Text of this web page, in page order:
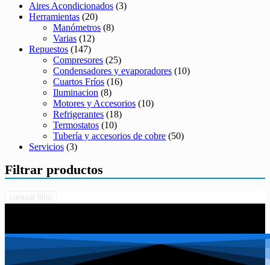
Aires Acondicionados (3)
Herramientas (20)
Manómetros (8)
Varias (12)
Repuestos (147)
Compresores (25)
Condensadores y evaporadores (10)
Cuartos Fríos (16)
Iluminacion (8)
Motores y Accesorios (10)
Refrigerantes (18)
Termostatos (10)
Tubería y accesorios de cobre (50)
Servicios (3)
Filtrar productos